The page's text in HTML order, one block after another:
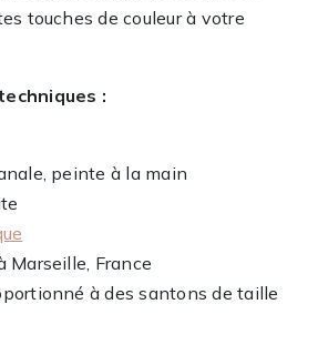
touches de couleur à votre
:
peinte à la main
Marseille, France
à des santons de taille